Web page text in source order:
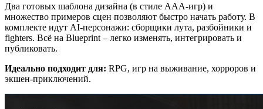
Два готовых шаблона дизайна (в стиле AAA-игр) и
множество примеров сцен позволяют быстро начать работу. В
комплекте идут AI-персонажи: сборщики лута, разбойники и
fighters. Всё на Blueprint – легко изменять, интегрировать и
публиковать.
Идеально подходит для: RPG, игр на выживание, хорроров и
экшен-приключений.